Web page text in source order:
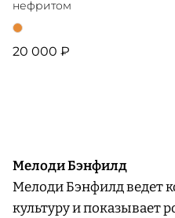
нефритом
20 000 ₽
Мелоди Бэнфилд
Мелоди Бэнфилд ведет
культуру и показывает